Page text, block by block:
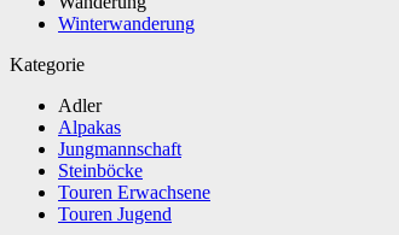
Winterwanderung
Kategorie
Adler
Alpakas
Jungmannschaft
Steinböcke
Touren Erwachsene
Touren Jugend